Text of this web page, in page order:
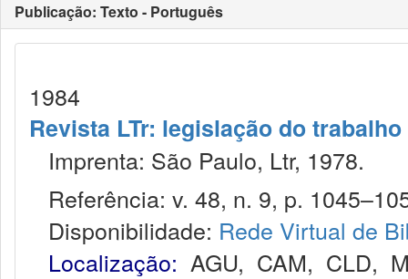
Publicação: Texto - Português
1984
Revista LTr: legislação do trabalho
Imprenta: São Paulo, Ltr, 1978.
Referência: v. 48, n. 9, p.
Disponibilidade: Rede Virtual de
Localização: AGU, CAM, CLD,